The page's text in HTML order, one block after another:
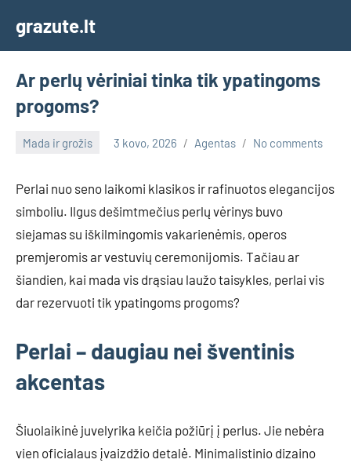
content
grazute.lt
Ar perlų vėriniai tinka tik ypatingoms
progoms?
Mada ir grožis 3 kovo, 2026 Agentas No comments
Perlai nuo seno laikomi klasikos ir rafinuotos elegancijos
simboliu. Ilgus dešimtmečius perlų vėrinys buvo
siejamas su iškilmingomis vakarienėmis, operos
premjeromis ar vestuvių ceremonijomis. Tačiau ar
šiandien, kai mada vis drąsiau laužo taisykles, perlai vis
dar rezervuoti tik ypatingoms progoms?
Perlai – daugiau nei šventinis
akcentas
Šiuolaikinė juvelyrika keičia požiūrį į perlus. Jie nebėra
vien oficialaus įvaizdžio detalė. Minimalistinio dizaino